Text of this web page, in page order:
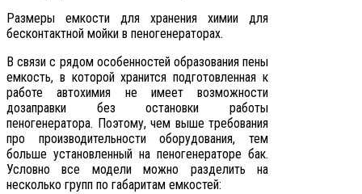
Размеры емкости для хранения химии для
бесконтактной мойки в пеногенераторах.
В связи с рядом особенностей образования пены
емкость, в которой хранится подготовленная к
работе автохимия не имеет возможности
дозаправки без остановки работы
пеногенератора. Поэтому, чем выше требования
про производительности оборудования, тем
больше установленный на пеногенераторе бак.
Условно все модели можно разделить на
несколько групп по габаритам емкостей: